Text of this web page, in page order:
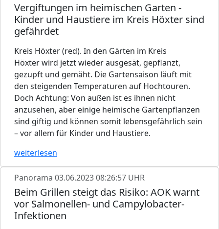
Vergiftungen im heimischen Garten -
Kinder und Haustiere im Kreis Höxter sind
gefährdet
Kreis Höxter (red). In den Gärten im Kreis
Höxter wird jetzt wieder ausgesät, gepflanzt,
gezupft und gemäht. Die Gartensaison läuft mit
den steigenden Temperaturen auf Hochtouren.
Doch Achtung: Von außen ist es ihnen nicht
anzusehen, aber einige heimische Gartenpflanzen
sind giftig und können somit lebensgefährlich sein
– vor allem für Kinder und Haustiere.
weiterlesen
Panorama 03.06.2023 08:26:57 UHR
Beim Grillen steigt das Risiko: AOK warnt
vor Salmonellen- und Campylobacter-
Infektionen